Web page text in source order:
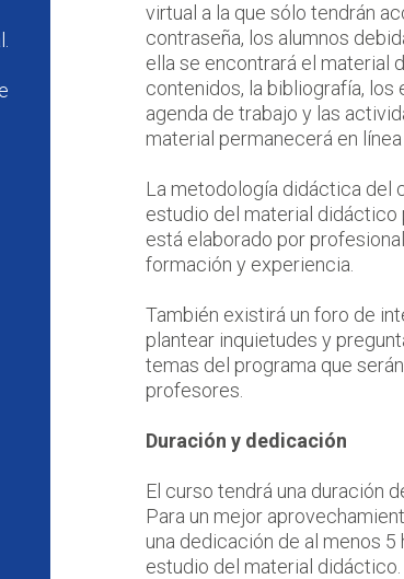
virtual a la que sólo tendrán
contraseña, los alumnos
ella se encontrará el material
contenidos, la bibliografía, los
agenda de trabajo y las
material permanecerá en
La metodología didáctica del
estudio del material didáctico
está elaborado por
formación y experiencia.
También existirá un foro de
plantear inquietudes y
temas del programa que
profesores.
Duración y dedicación
El curso tendrá una duración
Para un mejor
una dedicación de al menos 5
estudio del material didáctico.